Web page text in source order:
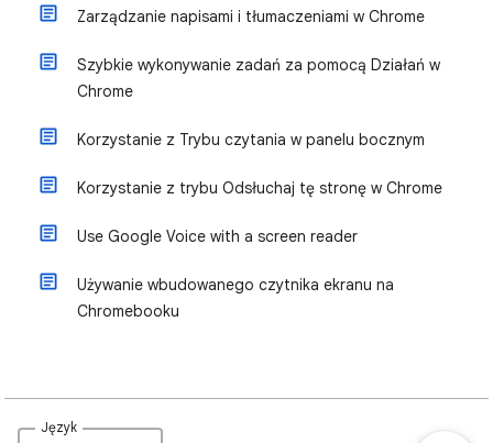
Zarządzanie napisami i tłumaczeniami w Chrome
Szybkie wykonywanie zadań za pomocą Działań w
Chrome
Korzystanie z Trybu czytania w panelu bocznym
Korzystanie z trybu Odsłuchaj tę stronę w Chrome
Use Google Voice with a screen reader
Używanie wbudowanego czytnika ekranu na
Chromebooku
Język